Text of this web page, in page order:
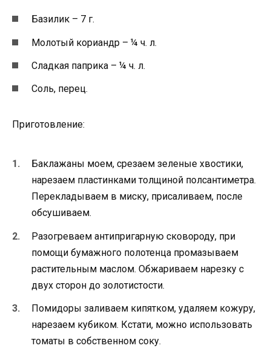
Базилик – 7 г.
Молотый кориандр – ¼ ч. л.
Сладкая паприка – ¼ ч. л.
Соль, перец.
Приготовление:
Баклажаны моем, срезаем зеленые хвостики,
нарезаем пластинками толщиной полсантиметра.
Перекладываем в миску, присаливаем, после
обсушиваем.
Разогреваем антипригарную сковороду, при
помощи бумажного полотенца промазываем
растительным маслом. Обжариваем нарезку с
двух сторон до золотистости.
Помидоры заливаем кипятком, удаляем кожуру,
нарезаем кубиком. Кстати, можно использовать
томаты в собственном соку.